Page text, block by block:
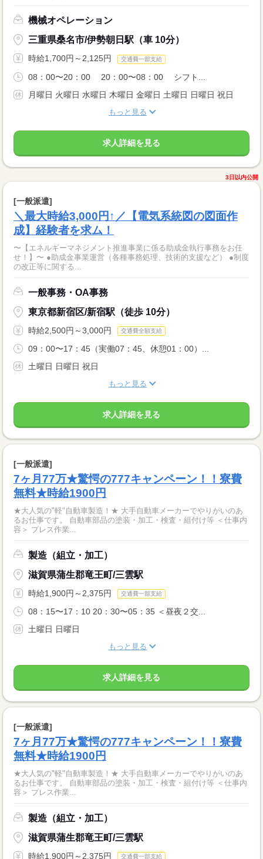
機械オペレーション
三重県桑名市/伊勢朝日駅（車 10分）
時給1,700円～2,125円 交通費一部支給
08：00〜20：00 20：00〜08：00 シフト...
月曜日 火曜日 水曜日 木曜日 金曜日 土曜日 日曜日 祝日
もっと見る
求人詳細を見る
3日以内公開
[一般派遣]
＼最大時給3,000円↑／【電気系統図の図面作
成】経験者を求ム！
〜【エネルギーマネジメント推進事業に係る助成金執行事務をお任
せ！】〜 ●助成金事業運営（各種事務処理、技術的支援など） ●制度
の改正等に関する...
一般事務・OA事務
東京都新宿区/新宿駅（徒歩 10分）
時給2,500円～3,000円 交通費全額支給
09：00〜17：45（実働07：45、休憩01：00）...
土曜日 日曜日 祝日
もっと見る
求人詳細を見る
[一般派遣]
7ヶ月77万★驚愕の777キャンペーン！！寮費
無料★時給1900円
★大人気の"軽"自動車製造！★ 大手自動車メーカーでやりがいのあ
るお仕事です。 自動車部品の塗装・加工・検査・組付け等 ＜仕事内
容＞ プレス作業...
製造（組立・加工）
滋賀県蒲生郡竜王町/三雲駅
時給1,900円～2,375円 交通費一部支給
08：15〜17：10 20：30〜05：35 ＜昼夜２交...
土曜日 日曜日
もっと見る
求人詳細を見る
[一般派遣]
7ヶ月77万★驚愕の777キャンペーン！！寮費
無料★時給1900円
★大人気の"軽"自動車製造！★ 大手自動車メーカーでやりがいのあ
るお仕事です。 自動車部品の塗装・加工・検査・組付け等 ＜仕事内
容＞ プレス作業...
製造（組立・加工）
滋賀県蒲生郡竜王町/三雲駅
時給1,900円～2,375円 交通費一部支給